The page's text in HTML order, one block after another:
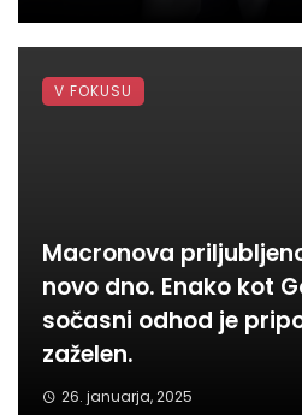
Macronova
novo dno. Enako kot
sočasni odhod je
zaželen.
26. januarja, 2025
V FOKUSU